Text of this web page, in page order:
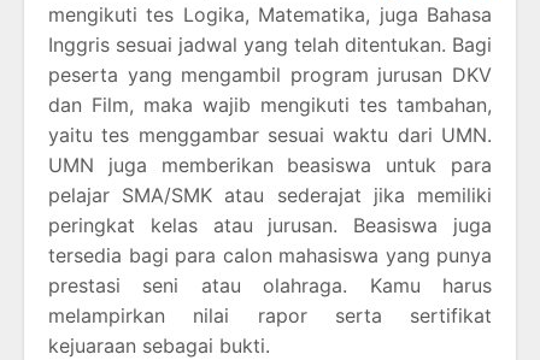
mengikuti tes Logika, Matematika, juga Bahasa
Inggris sesuai jadwal yang telah ditentukan. Bagi
peserta yang mengambil program jurusan DKV
dan Film, maka wajib mengikuti tes tambahan,
yaitu tes menggambar sesuai waktu dari UMN.
UMN juga memberikan beasiswa untuk para
pelajar SMA/SMK atau sederajat jika memiliki
peringkat kelas atau jurusan. Beasiswa juga
tersedia bagi para calon mahasiswa yang punya
prestasi seni atau olahraga. Kamu harus
melampirkan nilai rapor serta sertifikat
kejuaraan sebagai bukti.